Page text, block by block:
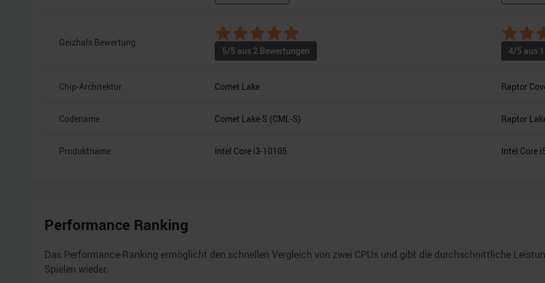
Geizhals Bewertung
5/5 aus 2 Bewertungen 4/5 aus 1
Chip-Architektur Comet Lake Raptor
Codename Comet Lake-S (CML-S) Raptor
Produktname Intel Core i3-10105 Intel Core
Performance Ranking
Das Performance-Ranking ermöglicht den schnellen Vergleich von zwei CPUs und gibt die durchschnittliche
Spielen wieder.